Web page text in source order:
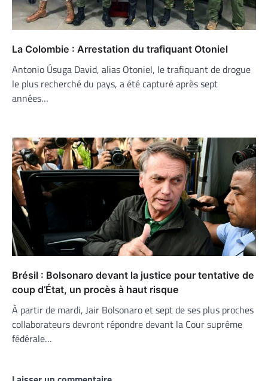
La Colombie : Arrestation du trafiquant Otoniel
Antonio Úsuga David, alias Otoniel, le trafiquant de drogue
le plus recherché du pays, a été capturé après sept
années…
Brésil : Bolsonaro devant la justice pour tentative de
coup d’État, un procès à haut risque
À partir de mardi, Jair Bolsonaro et sept de ses plus proches
collaborateurs devront répondre devant la Cour suprême
fédérale…